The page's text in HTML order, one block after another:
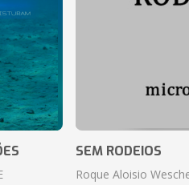
SEM RODEIOS
Roque Aloisio